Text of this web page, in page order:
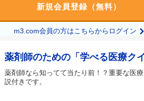
新規会員登録（無料）
m3.com会員の方はこちらからログイン
薬剤師のための「学べる医療クイ
薬剤師なら知ってて当たり前！？重要な医
説付きです。